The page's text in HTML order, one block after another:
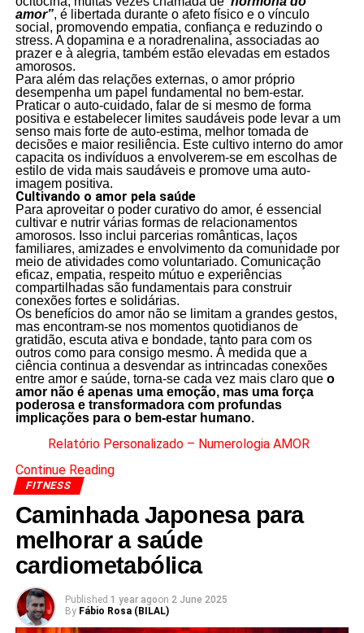
amor”, é libertada durante o afeto físico e o vínculo
social, promovendo empatia, confiança e reduzindo o
stress. A dopamina e a noradrenalina, associadas ao
prazer e à alegria, também estão elevadas em estados
amorosos.
Para além das relações externas, o amor próprio
desempenha um papel fundamental no bem-estar.
Praticar o auto-cuidado, falar de si mesmo de forma
positiva e estabelecer limites saudáveis pode levar a um
senso mais forte de auto-estima, melhor tomada de
decisões e maior resiliência. Este cultivo interno do amor
capacita os indivíduos a envolverem-se em escolhas de
estilo de vida mais saudáveis e promove uma auto-
imagem positiva.
Cultivando o amor pela saúde
Para aproveitar o poder curativo do amor, é essencial
cultivar e nutrir várias formas de relacionamentos
amorosos. Isso inclui parcerias românticas, laços
familiares, amizades e envolvimento da comunidade por
meio de atividades como voluntariado. Comunicação
eficaz, empatia, respeito mútuo e experiências
compartilhadas são fundamentais para construir
conexões fortes e solidárias.
Os benefícios do amor não se limitam a grandes gestos,
mas encontram-se nos momentos quotidianos de
gratidão, escuta ativa e bondade, tanto para com os
outros como para consigo mesmo. À medida que a
ciência continua a desvendar as intrincadas conexões
entre amor e saúde, torna-se cada vez mais claro que o
amor não é apenas uma emoção, mas uma força
poderosa e transformadora com profundas
implicações para o bem-estar humano.
Relatório Personalizado – Numerologia AMOR
Continue Reading
FITNESS
Caminhada Japonesa para
melhorar a saúde
cardiometabólica
Published 1 year agoon 2 June 2025
By Fábio Rosa (BILAL)